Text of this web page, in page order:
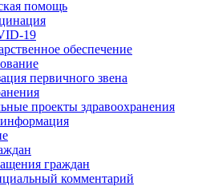
помощь
19
обеспечение
первичного звена
проекты здравоохранения
граждан
комментарий